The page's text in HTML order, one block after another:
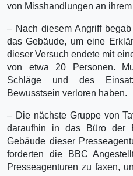
von Misshandlungen an
– Nach diesem Angriff
das Gebäude, um eine
dieser Versuch endete mit
von etwa 20 Personen.
Schläge und des
Bewusstsein verloren haben.
– Die nächste Gruppe von
daraufhin in das Büro der
Gebäude dieser
forderten die BBC
Presseagenturen zu faxen,